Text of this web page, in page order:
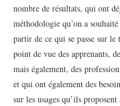
nombre de résultats, qui ont
méthodologie qu’on a
partir de ce qui se passe sur
point de vue des apprenants,
mais également, des
et qui ont également des
sur les usages qu’ils